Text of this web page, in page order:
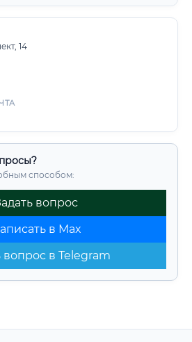
14
способом:
вопрос
в Max
вопрос в Telegram